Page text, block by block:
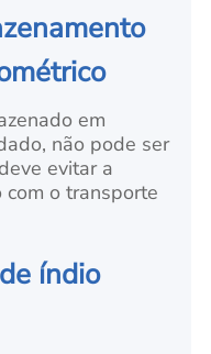
em
não pode ser
evitar a
o transporte
índio